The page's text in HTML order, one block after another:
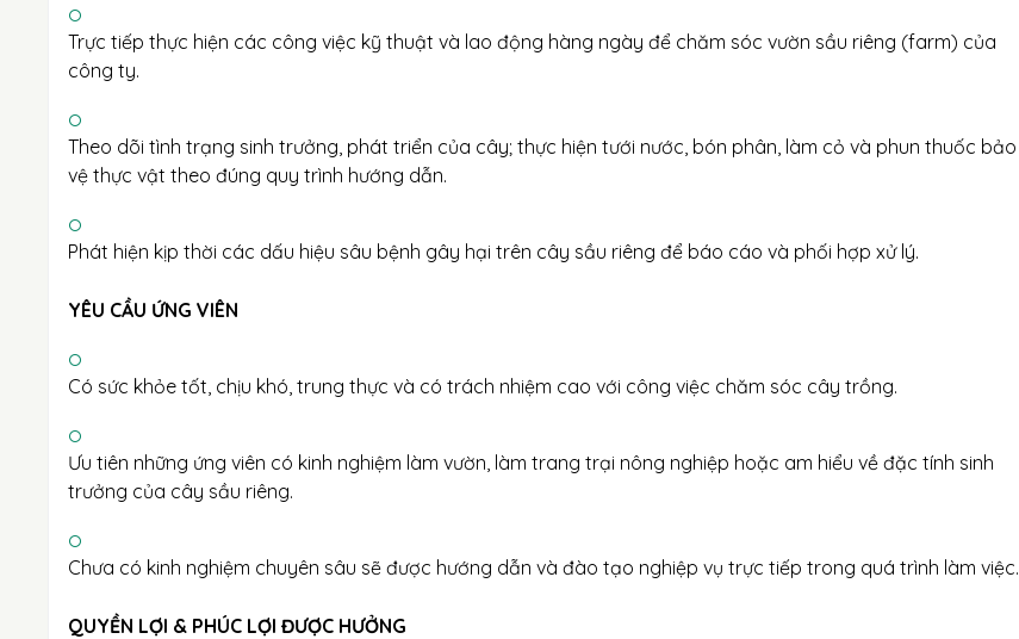
Trực tiếp thực hiện các công việc kỹ thuật và lao động hàng ngày để chăm sóc vườn sầu riêng (farm) của
công ty.
Theo dõi tình trạng sinh trưởng, phát triển của cây; thực hiện tưới nước, bón phân, làm cỏ và phun thuốc bảo
vệ thực vật theo đúng quy trình hướng dẫn.
Phát hiện kịp thời các dấu hiệu sâu bệnh gây hại trên cây sầu riêng để báo cáo và phối hợp xử lý.
YÊU CẦU ỨNG VIÊN
Có sức khỏe tốt, chịu khó, trung thực và có trách nhiệm cao với công việc chăm sóc cây trồng.
Ưu tiên những ứng viên có kinh nghiệm làm vườn, làm trang trại nông nghiệp hoặc am hiểu về đặc tính sinh
trưởng của cây sầu riêng.
Chưa có kinh nghiệm chuyên sâu sẽ được hướng dẫn và đào tạo nghiệp vụ trực tiếp trong quá trình làm việc.
QUYỀN LỢI & PHÚC LỢI ĐƯỢC HƯỞNG